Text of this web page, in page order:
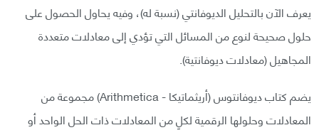
يعرف الآن بالتحليل الديوفانتي (نسبة له)، وفيه يحاول الحصول على
حلول صحيحة لنوع من المسائل التي تؤدي إلى معادلات متعددة
المجاهيل (معادلات ديوفانتية).
يضم كتاب ديوفانتوس (أريثماتيكا - Arithmetica) مجموعة من
المعادلات وحلولها الرقمية لكلٍ من المعادلات ذات الحل الواحد أو